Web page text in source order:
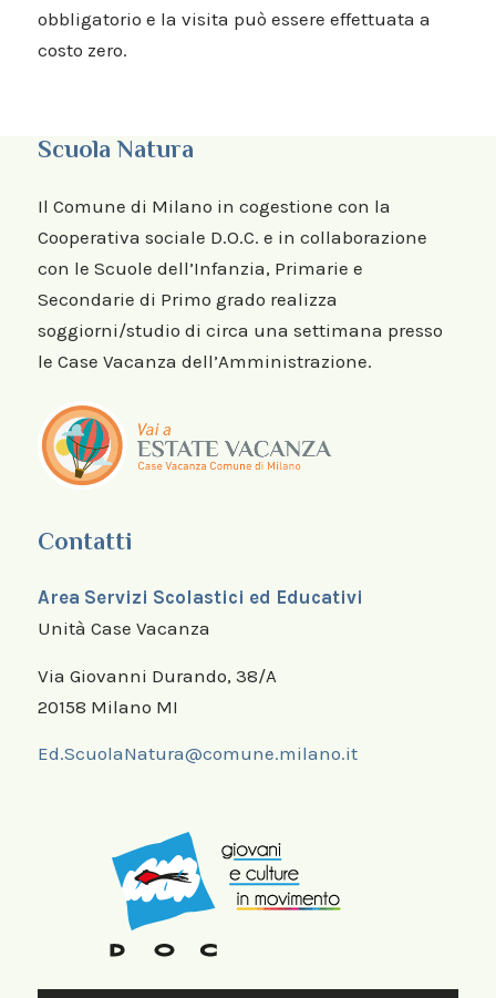
obbligatorio e la visita può essere effettuata a
costo zero.
Scuola Natura
Il Comune di Milano in cogestione con la
Cooperativa sociale D.O.C. e in collaborazione
con le Scuole dell’Infanzia, Primarie e
Secondarie di Primo grado realizza
soggiorni/studio di circa una settimana presso
le Case Vacanza dell’Amministrazione.
Contatti
Area Servizi Scolastici ed Educativi
Unità Case Vacanza
Via Giovanni Durando, 38/A
20158 Milano MI
Ed.ScuolaNatura@comune.milano.it